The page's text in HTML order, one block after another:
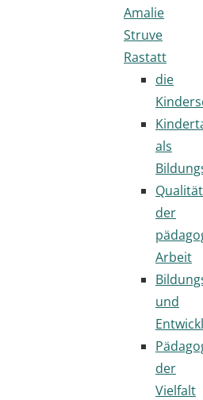
Amalie
Struve
Rastatt
die
als
Qualität
der
Arbeit
und
der
Vielfalt